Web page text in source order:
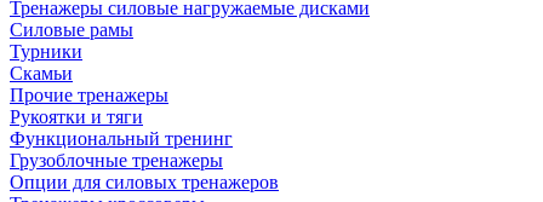
Тренажеры силовые нагружаемые дисками
Силовые рамы
Турники
Скамьи
Прочие тренажеры
Рукоятки и тяги
Функциональный тренинг
Грузоблочные тренажеры
Опции для силовых тренажеров